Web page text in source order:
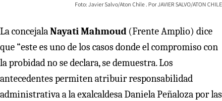
Foto: Javier Salvo/Aton Chile JAVIER SALVO/ATON CHILE
La concejalaNayati Mahmoud (Frente Amplio) dice
que “este es uno de los casos donde el compromiso con
la probidad no se declara, se demuestra. Los
antecedentes permiten atribuir responsabilidad
administrativa a la exalcaldesa Daniela Peñaloza por las